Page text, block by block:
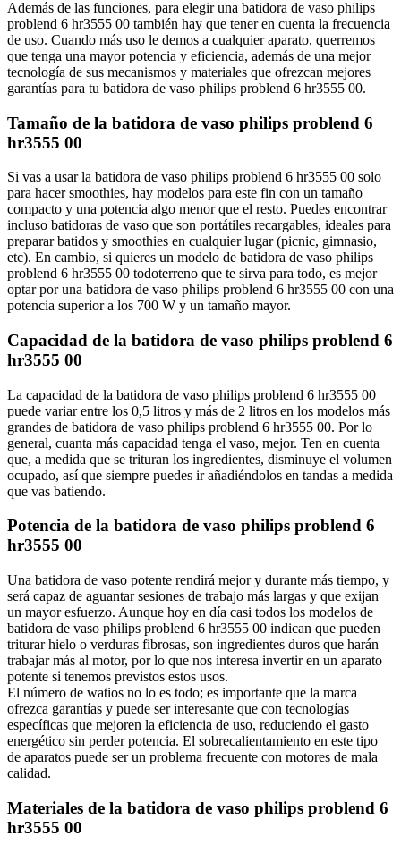
Además de las funciones, para elegir una batidora de vaso philips
problend 6 hr3555 00 también hay que tener en cuenta la frecuencia
de uso. Cuando más uso le demos a cualquier aparato, querremos
que tenga una mayor potencia y eficiencia, además de una mejor
tecnología de sus mecanismos y materiales que ofrezcan mejores
garantías para tu batidora de vaso philips problend 6 hr3555 00.
Tamaño de la batidora de vaso philips problend 6
hr3555 00
Si vas a usar la batidora de vaso philips problend 6 hr3555 00 solo
para hacer smoothies, hay modelos para este fin con un tamaño
compacto y una potencia algo menor que el resto. Puedes encontrar
incluso batidoras de vaso que son portátiles recargables, ideales para
preparar batidos y smoothies en cualquier lugar (picnic, gimnasio,
etc). En cambio, si quieres un modelo de batidora de vaso philips
problend 6 hr3555 00 todoterreno que te sirva para todo, es mejor
optar por una batidora de vaso philips problend 6 hr3555 00 con una
potencia superior a los 700 W y un tamaño mayor.
Capacidad de la batidora de vaso philips problend 6
hr3555 00
La capacidad de la batidora de vaso philips problend 6 hr3555 00
puede variar entre los 0,5 litros y más de 2 litros en los modelos más
grandes de batidora de vaso philips problend 6 hr3555 00. Por lo
general, cuanta más capacidad tenga el vaso, mejor. Ten en cuenta
que, a medida que se trituran los ingredientes, disminuye el volumen
ocupado, así que siempre puedes ir añadiéndolos en tandas a medida
que vas batiendo.
Potencia de la batidora de vaso philips problend 6
hr3555 00
Una batidora de vaso potente rendirá mejor y durante más tiempo, y
será capaz de aguantar sesiones de trabajo más largas y que exijan
un mayor esfuerzo. Aunque hoy en día casi todos los modelos de
batidora de vaso philips problend 6 hr3555 00 indican que pueden
triturar hielo o verduras fibrosas, son ingredientes duros que harán
trabajar más al motor, por lo que nos interesa invertir en un aparato
potente si tenemos previstos estos usos.
El número de watios no lo es todo; es importante que la marca
ofrezca garantías y puede ser interesante que con tecnologías
específicas que mejoren la eficiencia de uso, reduciendo el gasto
energético sin perder potencia. El sobrecalientamiento en este tipo
de aparatos puede ser un problema frecuente con motores de mala
calidad.
Materiales de la batidora de vaso philips problend 6
hr3555 00